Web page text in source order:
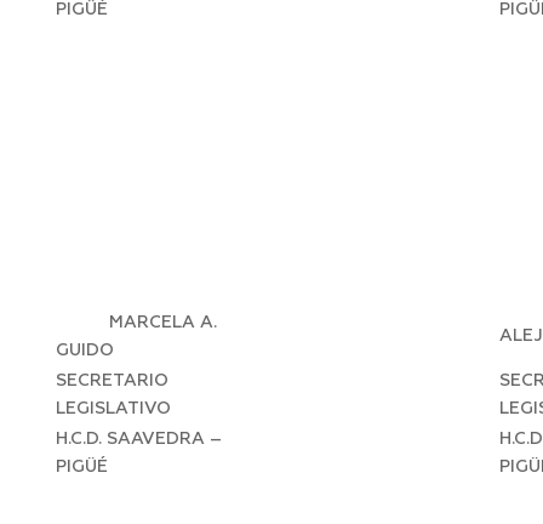
PIGÜÉ
MARCELA A.
GUIDO
SECRETARIO
LEGISLATIVO
H.C.D. SAAVEDRA –
PIGÜÉ